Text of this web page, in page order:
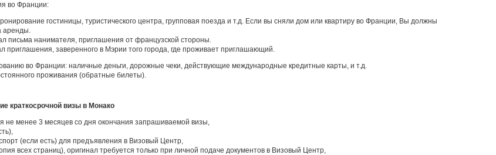
во Франции:
гостиницы, туристического центра, групповая поезда и т.д. Если вы сняли дом или квартиру во Франции, Вы должны
аренды.
письма нанимателя, приглашения от французской стороны.
приглашения, заверенного в Мэрии того города, где проживает приглашающий.
во Франции: наличные деньги, дорожные чеки, действующие международные кредитные карты, и т.д.
проживания (обратные билеты).
краткосрочной визы в Монако
не менее 3 месяцев со дня окончания запрашиваемой визы,
(если есть) для предъявления в Визовый Центр,
всех страниц), оригинал требуется только при личной подаче документов в Визовый Центр,